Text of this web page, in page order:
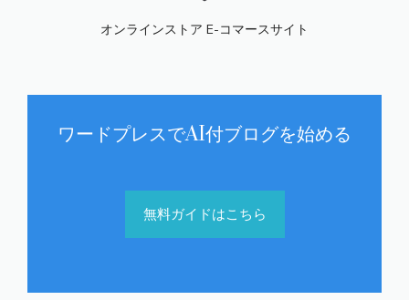
オンラインストア E-コマースサイト
ワードプレスでAI付ブログを始める
無料ガイドはこちら